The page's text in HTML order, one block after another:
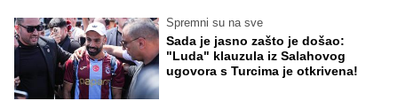
Spremni su na sve
Sada je jasno zašto je došao:
"Luda" klauzula iz Salahovog
ugovora s Turcima je otkrivena!